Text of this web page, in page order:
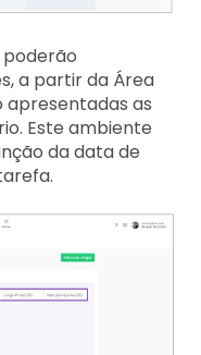
a partir da Área
apresentadas as
Este ambiente
da data de